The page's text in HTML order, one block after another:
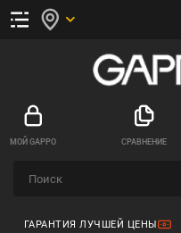
МОЙ GAPPO СРАВНЕНИЕ
ГАРАНТИЯ ЛУЧШЕЙ ЦЕНЫ